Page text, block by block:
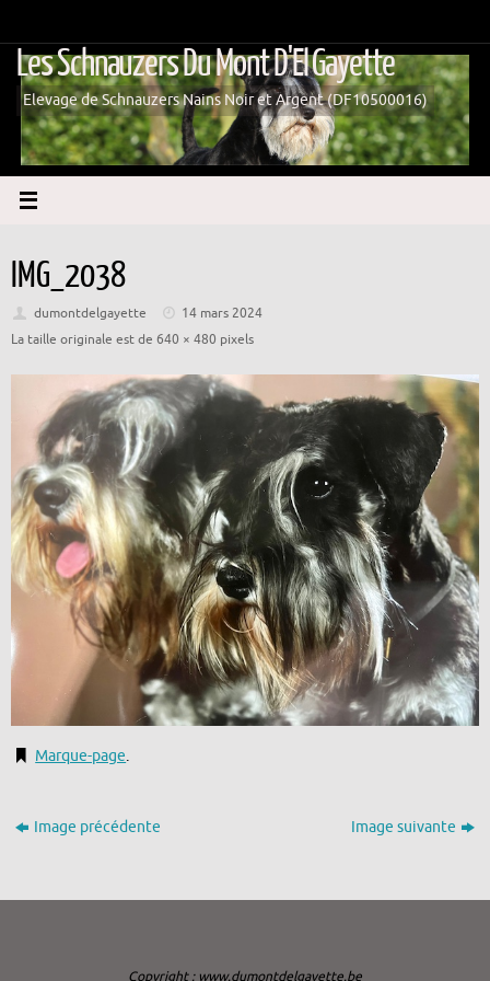
contenu
Les Schnauzers Du Mont D'El Gayette
Elevage de Schnauzers Nains Noir et Argent (DF10500016)
IMG_2038
dumontdelgayette
14 mars 2024
La taille originale est de 640 × 480 pixels
Marque-page.
Image précédente Image suivante
Copyright : www.dumontdelgayette.be